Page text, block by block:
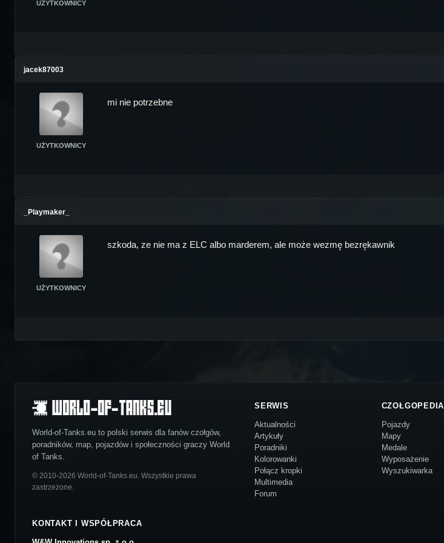
UŻYTKOWNICY
jacek87003
UŻYTKOWNICY
mi nie potrzebne
_Playmaker_
UŻYTKOWNICY
szkoda, ze nie ma z ELC albo marderem, ale może wezmę bezrękawnik
World-of-Tanks.eu to polski serwis dla fanów czołgów,
poradników, map, pojazdów i społeczności graczy World
of Tanks.
© 2010-2026 World-of-Tanks.eu. Wszystkie prawa
zastrzeżone.
SERWIS
Aktualności
Artykuły
Poradniki
Kolorowanki
Połącz kropki
Multimedia
Forum
CZOŁGOPEDIA
Pojazdy
Mapy
Medale
Wyposażenie
Wyszukiwarka
KONTAKT I WSPÓŁPRACA